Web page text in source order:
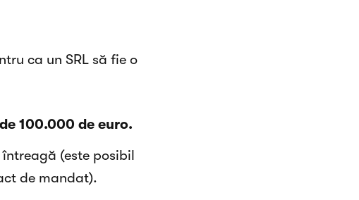
ca un SRL să fie o
100.000 de euro.
(este posibil
de mandat).